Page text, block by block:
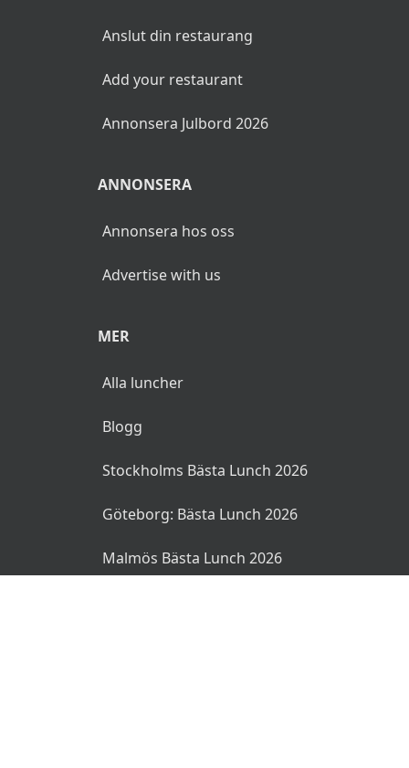
Anslut din restaurang
Add your restaurant
Annonsera Julbord 2026
ANNONSERA
Annonsera hos oss
Advertise with us
MER
Alla luncher
Blogg
Stockholms Bästa Lunch 2026
Göteborg: Bästa Lunch 2026
Malmös Bästa Lunch 2026